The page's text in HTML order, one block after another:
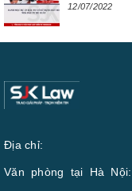
12/07/2022
Địa chỉ:
Văn phòng tại Hà